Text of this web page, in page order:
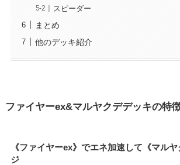
スピーダー
まとめ
他のデッキ紹介
ファイヤーex&マルヤクデデッキの特
《ファイヤーex》でエネ加速して《マル
ジ